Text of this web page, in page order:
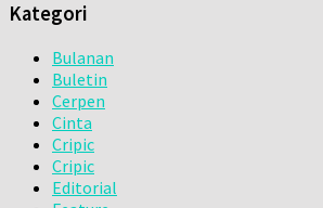
Kategori
Bulanan
Buletin
Cerpen
Cinta
Cripic
Cripic
Editorial